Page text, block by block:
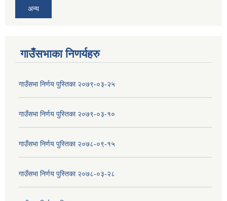
अन्य
गाउँसभाका निणर्यहरु
गाउँसभा निर्णय पुस्तिका २०७९-०३-२५
गाउँसभा निर्णय पुस्तिका २०७९-०३-१०
गाउँसभा निर्णय पुस्तिका २०७८-०९-१५
गाउँसभा निर्णय पुस्तिका २०७८-०३-२८